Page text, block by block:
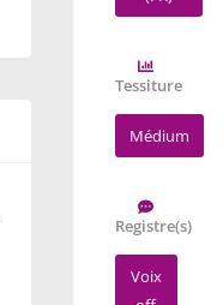
Tessiture
Médium
Registre(s)
Voix